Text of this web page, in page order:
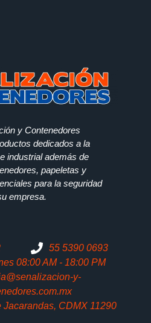
y Contenedores
dedicados a la
industrial además de
papeletas y
para la seguridad
empresa.
55 5390 0693
08:00 AM - 18:00 PM
y-
Jacarandas, CDMX 11290